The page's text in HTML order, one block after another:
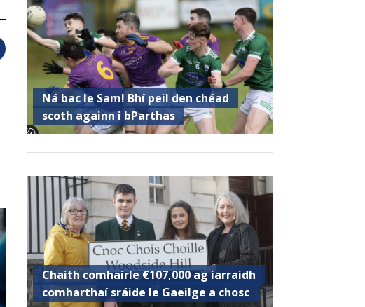
Ná bac le Sam! Bhí peil den chéad
scoth againn i bParthas
Chaith comhairle €107,000 ag iarraidh
comharthaí sráide le Gaeilge a chosc